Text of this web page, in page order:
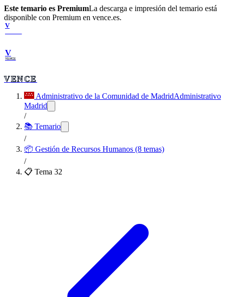
Este temario es PremiumLa descarga e impresión del temario está
disponible con Premium en vence.es.
V
V
VENCE
VENCE
Administrativo de la Comunidad de MadridAdministrativo
Madrid
/
📚 Temario
/
📦 Gestión de Recursos Humanos (8 temas)
/
📋 Tema 32